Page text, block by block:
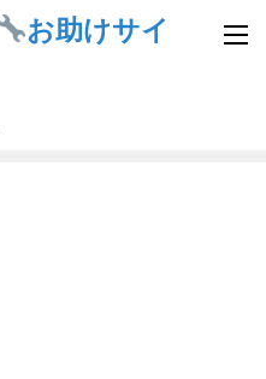
お助けサイ